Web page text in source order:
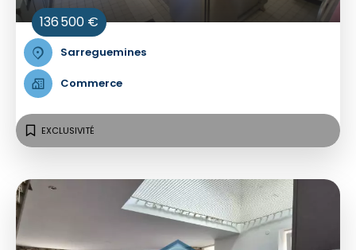
136 500 €
Sarreguemines
Commerce
EXCLUSIVITÉ